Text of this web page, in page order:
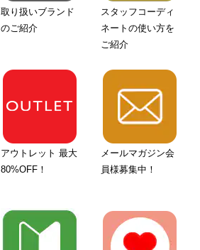
取り扱いブランド
のご紹介
スタッフコーディ
ネートの使い方を
ご紹介
アウトレット 最大
80%OFF！
メールマガジン会
員様募集中！